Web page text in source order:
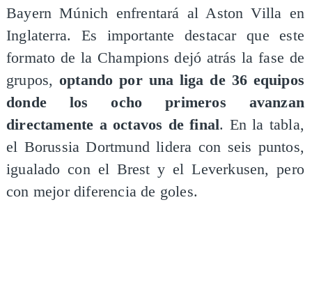
Bayern Múnich enfrentará al Aston Villa en
Inglaterra. Es importante destacar que este
formato de la Champions dejó atrás la fase de
grupos,optando por una liga de 36 equipos
donde los ocho primeros avanzan
directamente a octavos de final. En la tabla,
el Borussia Dortmund lidera con seis puntos,
igualado con el Brest y el Leverkusen, pero
con mejor diferencia de goles.